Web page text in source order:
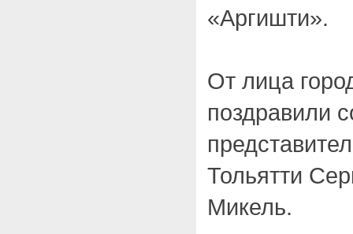
«Аргишти».
От лица
поздравили
Тольятти
Микель.